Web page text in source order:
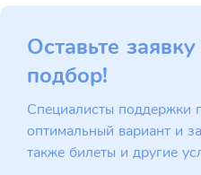
Оставьте
подбор!
Специалисты поддержки
оптимальный вариант и
также билеты и другие